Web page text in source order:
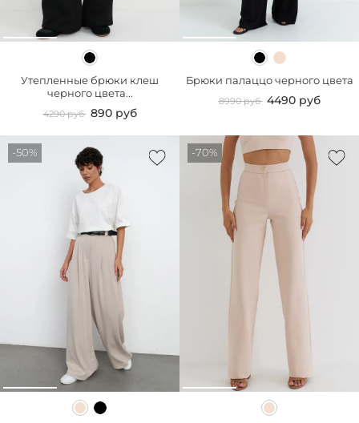
Утепленные брюки клеш
черного цвета...
4290 руб 890 руб
Брюки палаццо черного цвета
8990 руб 4490 руб
-50% -70%